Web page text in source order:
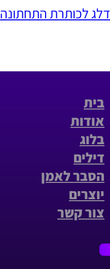
דלג לכותרת התחתונה
בית
אודות
בלוג
דילים
הסבר לאמן
יוצרים
צור קשר